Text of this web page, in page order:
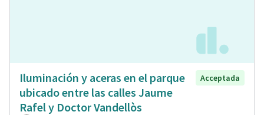
Iluminación y aceras en el parque
ubicado entre las calles Jaume
Rafel y Doctor Vandellòs
Acceptada